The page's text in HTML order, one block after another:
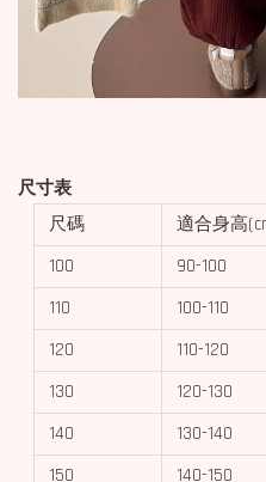
尺寸表
尺碼
適合身高
100
90-100
110
100-110
120
110-120
130
120-130
140
130-140
150
140-150